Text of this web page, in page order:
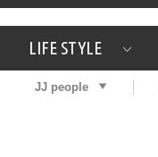
JJスタッフの"それどこの"？
コスメ全部試してみた
LIFE STYLE
JJグルメガイド エンタ
JJ people